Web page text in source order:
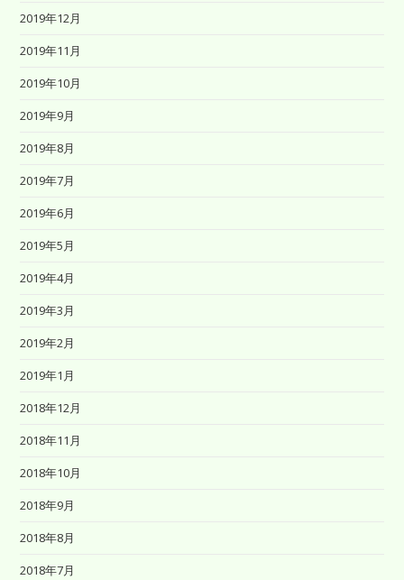
2019年12月
2019年11月
2019年10月
2019年9月
2019年8月
2019年7月
2019年6月
2019年5月
2019年4月
2019年3月
2019年2月
2019年1月
2018年12月
2018年11月
2018年10月
2018年9月
2018年8月
2018年7月